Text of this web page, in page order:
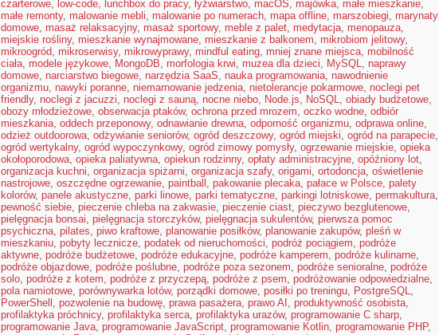
czarterowe, low-code, lunchbox do pracy, łyżwiarstwo, macOS, majówka, małe mieszkanie,
małe remonty, malowanie mebli, malowanie po numerach, mapa offline, marszobiegi, marynaty
domowe, masaż relaksacyjny, masaż sportowy, meble z palet, medytacja, menopauza,
miejskie rośliny, mieszkanie wynajmowane, mieszkanie z balkonem, mikrobiom jelitowy,
mikroogród, mikroserwisy, mikrowyprawy, mindful eating, mniej znane miejsca, mobilność
ciała, modele językowe, MongoDB, morfologia krwi, muzea dla dzieci, MySQL, naprawy
domowe, narciarstwo biegowe, narzędzia SaaS, nauka programowania, nawodnienie
organizmu, nawyki poranne, niemarnowanie jedzenia, nietolerancje pokarmowe, noclegi pet
friendly, noclegi z jacuzzi, noclegi z sauną, nocne niebo, Node.js, NoSQL, obiady budżetowe,
obozy młodzieżowe, obserwacja ptaków, ochrona przed mrozem, oczko wodne, odbiór
mieszkania, oddech przeponowy, odnawianie drewna, odporność organizmu, odprawa online,
odzież outdoorowa, odżywianie seniorów, ogród deszczowy, ogród miejski, ogród na parapecie,
ogród wertykalny, ogród wypoczynkowy, ogród zimowy pomysły, ogrzewanie miejskie, opieka
okołoporodowa, opieka paliatywna, opiekun rodzinny, opłaty administracyjne, opóźniony lot,
organizacja kuchni, organizacja spiżarni, organizacja szafy, origami, ortodoncja, oświetlenie
nastrojowe, oszczędne ogrzewanie, paintball , pakowanie plecaka, pałace w Polsce, palety
kolorów, panele akustyczne, parki linowe, parki tematyczne, parkingi lotniskowe, permakultura,
pewność siebie, pieczenie chleba na zakwasie, pieczenie ciast, pieczywo bezglutenowe,
pielęgnacja bonsai, pielęgnacja storczyków, pielęgnacja sukulentów, pierwsza pomoc
psychiczna, pilates, piwo kraftowe, planowanie posiłków, planowanie zakupów, pleśń w
mieszkaniu, pobyty lecznicze, podatek od nieruchomości, podróż pociągiem, podróże
aktywne, podróże budżetowe, podróże edukacyjne, podróże kamperem, podróże kulinarne,
podróże objazdowe, podróże poślubne, podróże poza sezonem, podróże senioralne, podróże
solo, podróże z kotem, podróże z przyczepą, podróże z psem, podróżowanie odpowiedzialne,
pola namiotowe, porównywarka lotów, porządki domowe, posiłki po treningu, PostgreSQL,
PowerShell , pozwolenie na budowę, prawa pasażera, prawo AI , produktywność osobista,
profilaktyka próchnicy, profilaktyka serca, profilaktyka urazów, programowanie C sharp,
programowanie Java, programowanie JavaScript, programowanie Kotlin, programowanie PHP,